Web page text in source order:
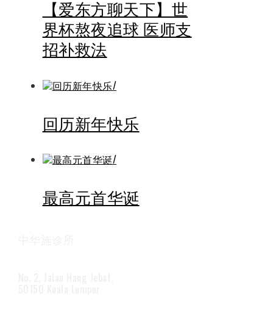
【爱东方聊天下】世
界杯熬夜追球 医师支
招补救法
回历新年快乐
最高元首华诞